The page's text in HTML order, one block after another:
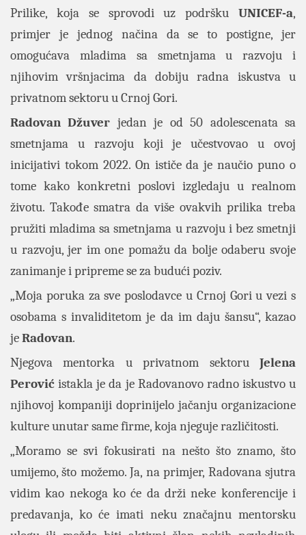
Prilike, koja se sprovodi uz podršku UNICEF-a,
primjer je jednog načina da se to postigne, jer
omogućava mladima sa smetnjama u razvoju i
njihovim vršnjacima da dobiju radna iskustva u
privatnom sektoru u Crnoj Gori.
Radovan Džuver jedan je od 50 adolescenata sa
smetnjama u razvoju koji je učestvovao u ovoj
inicijativi tokom 2022. On ističe da je naučio puno o
tome kako konkretni poslovi izgledaju u realnom
životu. Takođe smatra da više ovakvih prilika treba
pružiti mladima sa smetnjama u razvoju i bez smetnji
u razvoju, jer im one pomažu da bolje odaberu svoje
zanimanje i pripreme se za budući poziv.
„Moja poruka za sve poslodavce u Crnoj Gori u vezi s
osobama s invaliditetom je da im daju šansu“, kazao
jeRadovan.
Njegova mentorka u privatnom sektoru Jelena
Perović istakla je da je Radovanovo radno iskustvo u
njihovoj kompaniji doprinijelo jačanju organizacione
kulture unutar same firme, koja njeguje različitosti.
„Moramo se svi fokusirati na nešto što znamo, što
umijemo, što možemo. Ja, na primjer, Radovana sjutra
vidim kao nekoga ko će da drži neke konferencije i
predavanja, ko će imati neku značajnu mentorsku